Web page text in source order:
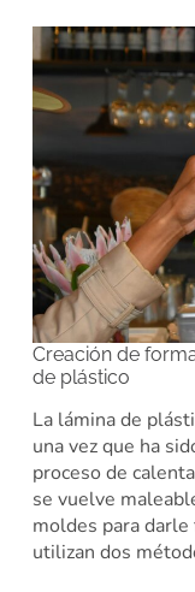
Creación de
de plástico
La lámina de
una vez que ha
proceso de
se vuelve
moldes para
utilizan dos